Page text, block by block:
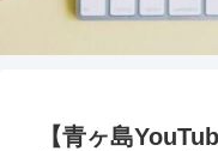
【青ヶ島